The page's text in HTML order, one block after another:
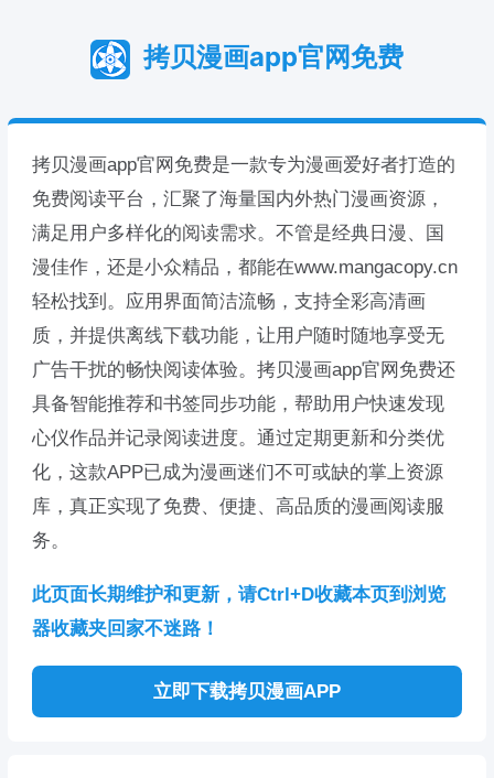
拷贝漫画app官网免费
拷贝漫画app官网免费是一款专为漫画爱好者打造的
免费阅读平台，汇聚了海量国内外热门漫画资源，
满足用户多样化的阅读需求。不管是经典日漫、国
漫佳作，还是小众精品，都能在www.mangacopy.cn
轻松找到。应用界面简洁流畅，支持全彩高清画
质，并提供离线下载功能，让用户随时随地享受无
广告干扰的畅快阅读体验。拷贝漫画app官网免费还
具备智能推荐和书签同步功能，帮助用户快速发现
心仪作品并记录阅读进度。通过定期更新和分类优
化，这款APP已成为漫画迷们不可或缺的掌上资源
库，真正实现了免费、便捷、高品质的漫画阅读服
务。
此页面长期维护和更新，请Ctrl+D收藏本页到浏览
器收藏夹回家不迷路！
立即下载拷贝漫画APP